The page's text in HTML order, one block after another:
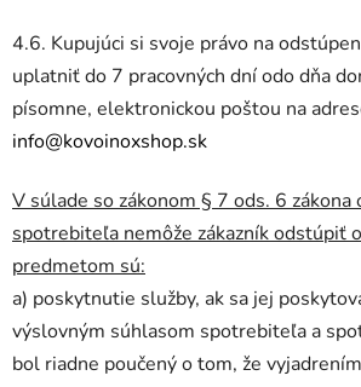
4.6. Kupujúci si svoje právo na
uplatniť do 7 pracovných dní odo dňa
písomne, elektronickou poštou na
info@kovoinoxshop.sk
V súlade so zákonom§ 7 ods. 6 zákona
spotrebiteľanemôže zákazník odstúpiť
predmetom sú:
a) poskytnutie služby, ak sa jej
výslovným súhlasom spotrebiteľa a
bol riadne poučený o tom, že